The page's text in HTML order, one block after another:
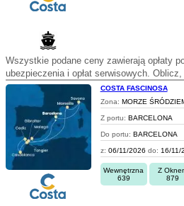
Wszystkie podane ceny zawierają opłaty
ubezpieczenia i opłat serwisowych.
COSTA FASCINOSA
Zona: MORZE
Z portu: BARCELONA
Do portu: BARCELONA
z: 06/11/2026 do: 16/11/
Wewnętrzna
639
Z
879